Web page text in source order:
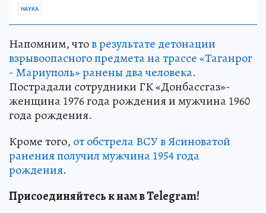
НАУКА
Напомним, чтов результате детонации
взрывоопасного предмета на трассе «Таганрог
- Мариуполь» ранены два человека.
Пострадали сотрудники ГК «Донбассгаз»-
женщина 1976 года рождения и мужчина 1960
года рождения.
Кроме того, от обстрела ВСУ в Ясиноватой
ранения получил мужчина 1954 года
рождения.
Присоединяйтесь к нам в Telegram!